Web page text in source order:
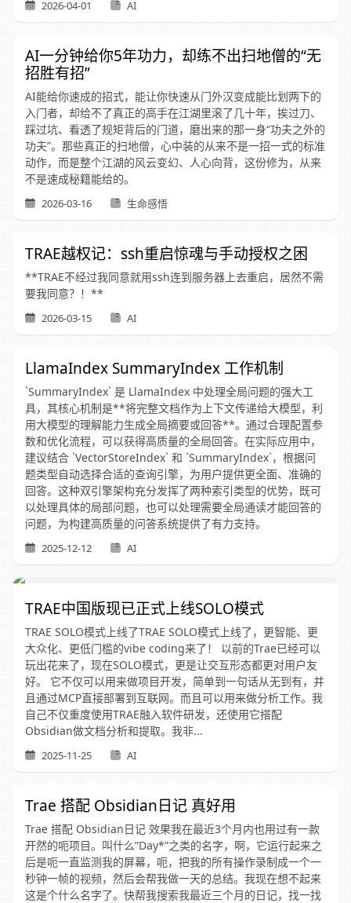
2026-04-01 AI
AI一分钟给你5年功力，却练不出扫地僧的“无
招胜有招”
AI能给你速成的招式，能让你快速从门外汉变成能比划两下的
入门者，却给不了真正的高手在江湖里滚了几十年，挨过刀、
踩过坑、看透了规矩背后的门道，磨出来的那一身“功夫之外的
功夫”。那些真正的扫地僧，心中装的从来不是一招一式的标准
动作，而是整个江湖的风云变幻、人心向背，这份修为，从来
不是速成秘籍能给的。
2026-03-16 生命感悟
TRAE越权记：ssh重启惊魂与手动授权之困
**TRAE不经过我同意就用ssh连到服务器上去重启，居然不需
要我同意？！**
2026-03-15 AI
LlamaIndex SummaryIndex 工作机制
`SummaryIndex` 是 LlamaIndex 中处理全局问题的强大工
具，其核心机制是**将完整文档作为上下文传递给大模型，利
用大模型的理解能力生成全局摘要或回答**。通过合理配置参
数和优化流程，可以获得高质量的全局回答。在实际应用中，
建议结合 `VectorStoreIndex` 和 `SummaryIndex`，根据问
题类型自动选择合适的查询引擎，为用户提供更全面、准确的
回答。这种双引擎架构充分发挥了两种索引类型的优势，既可
以处理具体的局部问题，也可以处理需要全局通读才能回答的
问题，为构建高质量的问答系统提供了有力支持。
2025-12-12 AI
TRAE中国版现已正式上线SOLO模式
TRAE SOLO模式上线了TRAE SOLO模式上线了，更智能、更
大众化、更低门槛的vibe coding来了！ 以前的Trae已经可以
玩出花来了，现在SOLO模式，更是让交互形态都更对用户友
好。 它不仅可以用来做项目开发，简单到一句话从无到有，并
且通过MCP直接部署到互联网。而且可以用来做分析工作。我
自己不仅重度使用TRAE融入软件研发，还使用它搭配
Obsidian做文档分析和提取。我非...
2025-11-25 AI
Trae 搭配 Obsidian日记 真好用
Trae 搭配 Obsidian日记 效果我在最近3个月内也用过有一款
开然的呃项目。叫什么”Day*”之类的名字，啊，它运行起来之
后是呃一直监测我的屏幕，呃，把我的所有操作录制成一个一
秒钟一帧的视频，然后会帮我做一天的总结。我现在想不起来
这是个什么名字了。快帮我搜索我最近三个月的日记，找一找